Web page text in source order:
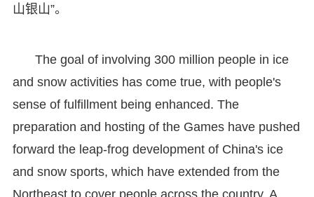
山银山”。
The goal of involving 300 million people in ice
and snow activities has come true, with people's
sense of fulfillment being enhanced. The
preparation and hosting of the Games have pushed
forward the leap-frog development of China's ice
and snow sports, which have extended from the
Northeast to cover people across the country. A